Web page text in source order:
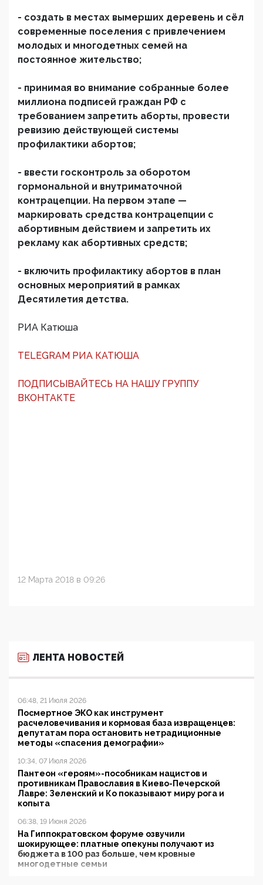
- создать в местах вымерших деревень и сёл
современные поселения с привлечением
молодых и многодетных семей на
постоянное жительство;
- принимая во внимание собранные более
миллиона подписей граждан РФ с
требованием запретить аборты, провести
ревизию действующей системы
профилактики абортов;
- ввести госконтроль за оборотом
гормональной и внутриматочной
контрацепции. На первом этапе —
маркировать средства контрацепции с
абортивным действием и запретить их
рекламу как абортивных средств;
- включить профилактику абортов в план
основных мероприятий в рамках
Десятилетия детства.
РИА Катюша
TELEGRAM РИА КАТЮША
ПОДПИСЫВАЙТЕСЬ НА НАШУ ГРУППУ
ВКОНТАКТЕ
12 Марта 2018 в 09:26
ЛЕНТА НОВОСТЕЙ
06:48, 21 Июля 2026
Посмертное ЭКО как инструмент
расчеловечивания и кормовая база извращенцев:
депутатам пора остановить нетрадиционные
методы «спасения демографии»
10:34, 07 Июля 2026
Пантеон «героям»-пособникам нацистов и
противникам Православия в Киево-Печерской
Лавре: Зеленский и Ко показывают миру рога и
копыта
06:38, 19 Июня 2026
На Гиппократовском форуме озвучили
шокирующее: платные опекуны получают из
бюджета в 100 раз больше, чем кровные
многодетные семьи